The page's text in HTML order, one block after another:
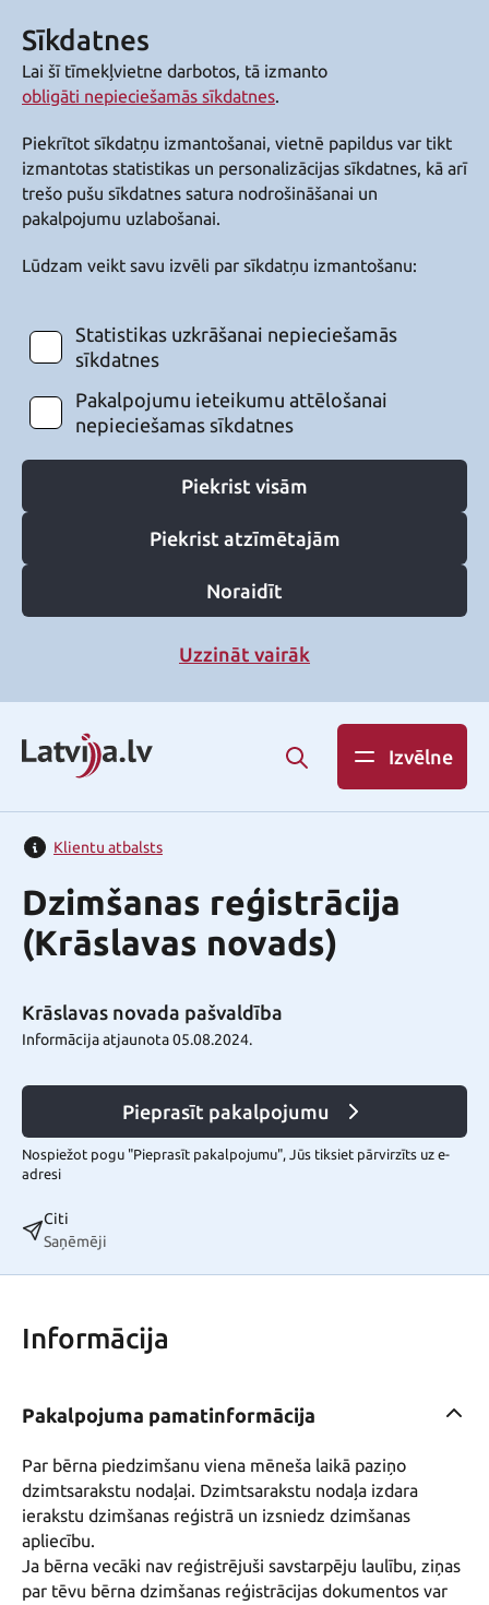
Sīkdatnes
Lai šī tīmekļvietne darbotos, tā izmanto
obligāti nepieciešamās sīkdatnes.
Piekrītot sīkdatņu izmantošanai, vietnē papildus var tikt
izmantotas statistikas un personalizācijas sīkdatnes, kā arī
trešo pušu sīkdatnes satura nodrošināšanai un
pakalpojumu uzlabošanai.
Lūdzam veikt savu izvēli par sīkdatņu izmantošanu:
Statistikas uzkrāšanai nepieciešamās
sīkdatnes
Pakalpojumu ieteikumu attēlošanai
nepieciešamas sīkdatnes
Piekrist visām
Piekrist atzīmētajām
Noraidīt
Uzzināt vairāk
Izvēlne
Klientu atbalsts
Dzimšanas reģistrācija
(Krāslavas novads)
Krāslavas novada pašvaldība
Informācija atjaunota 05.08.2024.
Pieprasīt pakalpojumu
Nospiežot pogu "Pieprasīt pakalpojumu", Jūs tiksiet pārvirzīts uz e-
adresi
Citi
Saņēmēji
Informācija
Pakalpojuma pamatinformācija
Par bērna piedzimšanu viena mēneša laikā paziņo
dzimtsarakstu nodaļai. Dzimtsarakstu nodaļa izdara
ierakstu dzimšanas reģistrā un izsniedz dzimšanas
apliecību.
Ja bērna vecāki nav reģistrējuši savstarpēju laulību, ziņas
par tēvu bērna dzimšanas reģistrācijas dokumentos var